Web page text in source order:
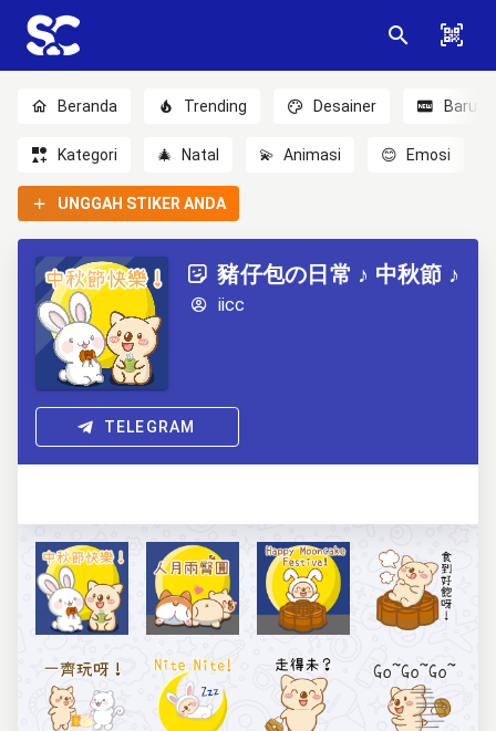
Beranda Trending Desainer Baru
Kategori 🎄 Natal 💫 Animasi 😊 Emosi
UNGGAH STIKER ANDA
豬仔包の日常 ♪ 中秋節 ♪
iicc
TELEGRAM